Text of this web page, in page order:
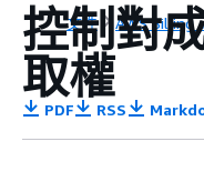
文件 AWS Billing
控制對
取權
PDF RSS